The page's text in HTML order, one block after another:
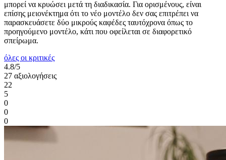
μπορεί να κρυώσει μετά τη διαδικασία. Για ορισμένους, είναι
επίσης μειονέκτημα ότι το νέο μοντέλο δεν σας επιτρέπει να
παρασκευάσετε δύο μικρούς καφέδες ταυτόχρονα όπως το
προηγούμενο μοντέλο, κάτι που οφείλεται σε διαφορετικό
σπείρωμα.
όλες οι κριτικές
4.8/5
27 αξιολογήσεις
22
5
0
0
0